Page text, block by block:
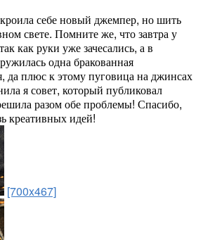
себе новый джемпер, но шить
свете. Помните же, что завтра у
как руки уже зачесались, а в
одна бракованная
да плюс к этому пуговица на джинсах
я совет, который публиковал
разом обе проблемы! Спасибо,
креативных идей!
[700x467]